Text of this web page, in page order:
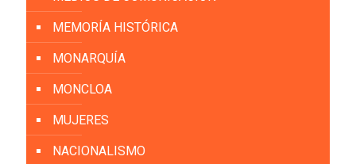
MEMORÍA HISTÓRICA
MONARQUÍA
MONCLOA
MUJERES
NACIONALISMO